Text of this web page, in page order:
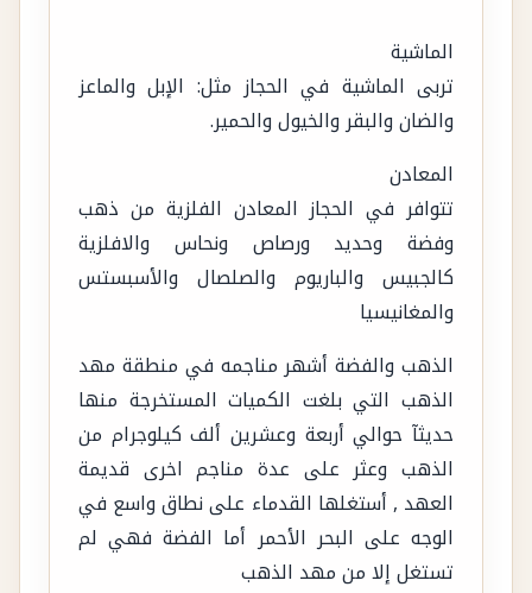
الماشية
تربى الماشية في الحجاز مثل: الإبل والماعز
والضان والبقر والخيول والحمير.
المعادن
تتوافر في الحجاز المعادن الفلزية من ذهب
وفضة وحديد ورصاص ونحاس والافلزية
كالجبيس والباريوم والصلصال والأسبستس
والمغانيسيا
الذهب والفضة أشهر مناجمه في منطقة مهد
الذهب التي بلغت الكميات المستخرجة منها
حديثآ حوالي أربعة وعشرين ألف كيلوجرام من
الذهب وعثر على عدة مناجم اخرى قديمة
العهد , أستغلها القدماء على نطاق واسع في
الوجه على البحر الأحمر أما الفضة فهي لم
تستغل إلا من مهد الذهب